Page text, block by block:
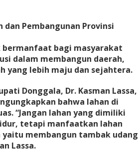
Pembangunan Provinsi
bagi masyarakat
dalam membangun daerah,
yang lebih maju dan sejahtera.
Donggala, Dr. Kasman Lassa,
bahwa lahan di
“Jangan lahan yang dimiliki
tetapi manfaatkan lahan
yaitu membangun tambak udang
Lassa.